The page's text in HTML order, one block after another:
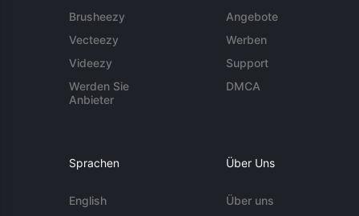
Brusheezy
Vecteezy
Videezy
Werden Sie
Anbieter
Angebote
Werben
Support
DMCA
Sprachen
English
Über Uns
Über uns